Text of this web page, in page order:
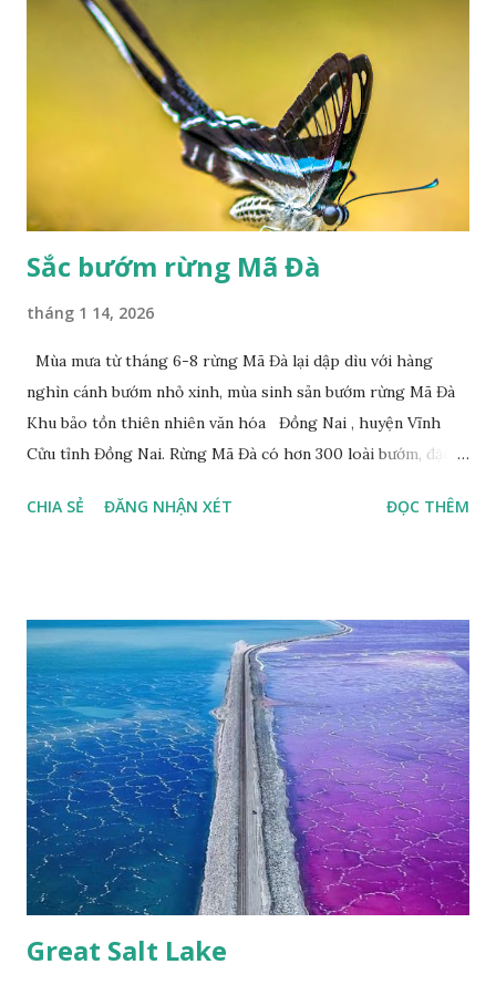
Sắc bướm rừng Mã Đà
tháng 1 14, 2026
Mùa mưa từ tháng 6-8 rừng Mã Đà lại dập dìu với hàng
nghìn cánh bướm nhỏ xinh, mùa sinh sản bướm rừng Mã Đà
Khu bảo tồn thiên nhiên văn hóa Đồng Nai , huyện Vĩnh
Cửu tỉnh Đồng Nai. Rừng Mã Đà có hơn 300 loài bướm, đặc
đuôi trắng (Lamproptera curius) đặc trưng là cái đuôi dài
Happy Việt Nam 2024 Vietnam.vn
CHIA SẺ ĐĂNG NHẬN XÉT ĐỌC THÊM
Great Salt Lake